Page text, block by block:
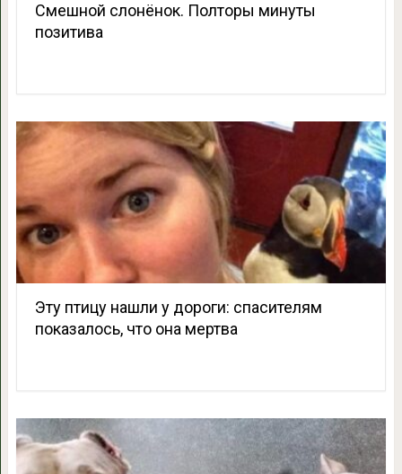
Смешной слонёнок. Полторы минуты
позитива
Эту птицу нашли у дороги: спасителям
показалось, что она мертва